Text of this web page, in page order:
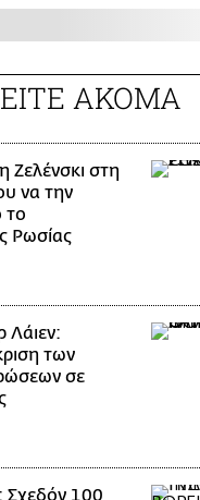
ΑΚΟΜΑ
Ζελένσκι στη
να την
το
Ρωσίας
Λάιεν:
των
σε
Σχεδόν 100